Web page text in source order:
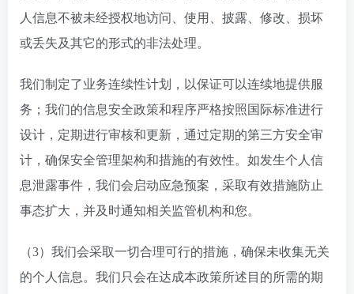
人信息不被未经授权地访问、使用、披露、修改、损坏
或丢失及其它的形式的非法处理。
我们制定了业务连续性计划，以保证可以连续地提供服
务；我们的信息安全政策和程序严格按照国际标准进行
设计，定期进行审核和更新，通过定期的第三方安全审
计，确保安全管理架构和措施的有效性。如发生个人信
息泄露事件，我们会启动应急预案，采取有效措施防止
事态扩大，并及时通知相关监管机构和您。
（3）我们会采取一切合理可行的措施，确保未收集无关
的个人信息。我们只会在达成本政策所述目的所需的期